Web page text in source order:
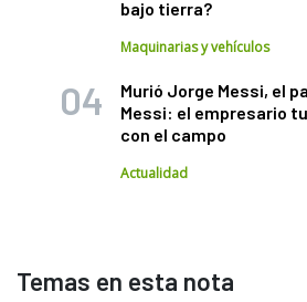
bajo tierra?
Maquinarias y vehículos
Murió Jorge Messi, el
Messi: el empresario
con el campo
Actualidad
Temas en esta nota